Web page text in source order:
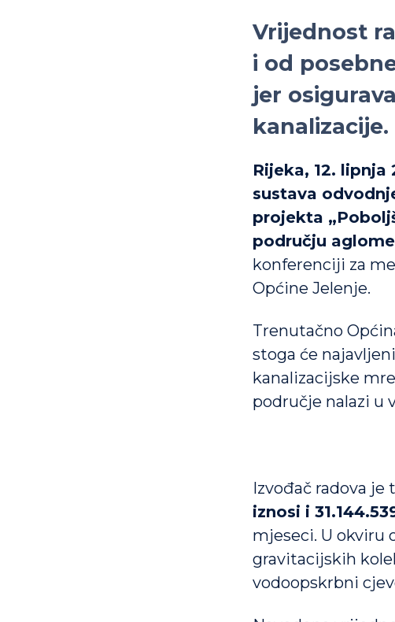
Vrijednost
i od
jer
kanalizacije.
Rijeka, 12. lipnja
sustava
projekta
području
konferenciji za
Općine Jelenje.
Trenutačno
stoga će
kanalizacijske
područje nalazi u
Izvođač radova je
iznosi i
mjeseci. U okviru
gravitacijskih
vodoopskrbni